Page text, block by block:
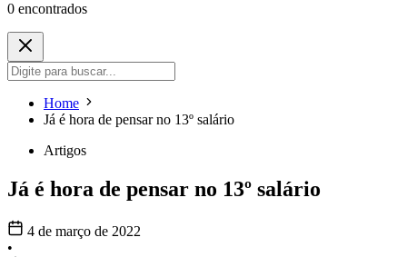
0 encontrados
Home
Já é hora de pensar no 13º salário
Artigos
Já é hora de pensar no 13º salário
4 de março de 2022
•